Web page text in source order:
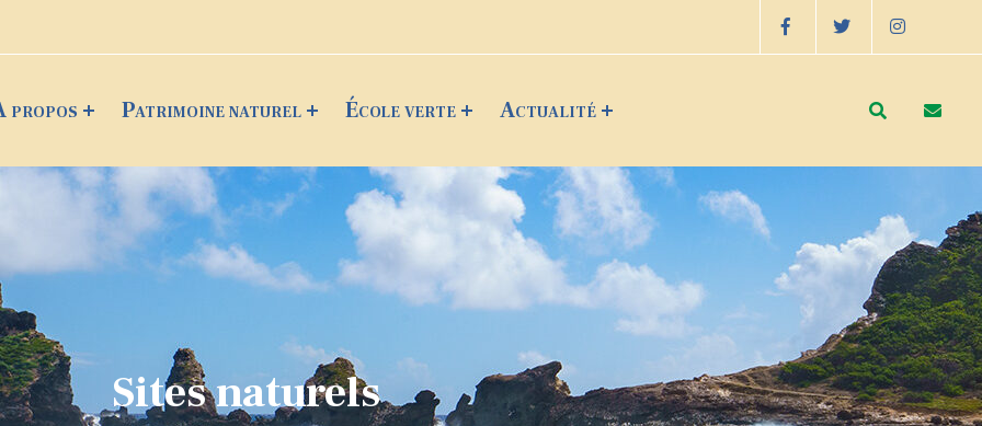
propos Patrimoine naturel École verte Actualité
Sites naturels